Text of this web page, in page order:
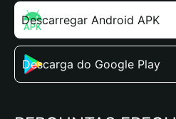
Descarregar Android APK
Descarga do Google Play